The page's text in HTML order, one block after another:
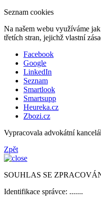
Seznam cookies
Na našem webu využíváme
třetích stran, jejichž vlastní
Facebook
Google
LinkedIn
Seznam
Smartlook
Smartsupp
Heureka.cz
Zbozi.cz
Vypracovala advokátní
Zpět
SOUHLAS SE
Identifikace správce: .......